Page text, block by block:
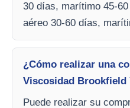
30 días, marítimo 45-
aéreo 30-60 días,
¿Cómo realizar una
Viscosidad Brookfield
Puede realizar su